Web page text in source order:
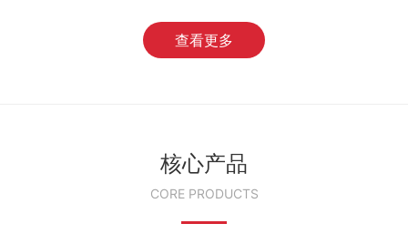
查看更多
核心产品
CORE PRODUCTS